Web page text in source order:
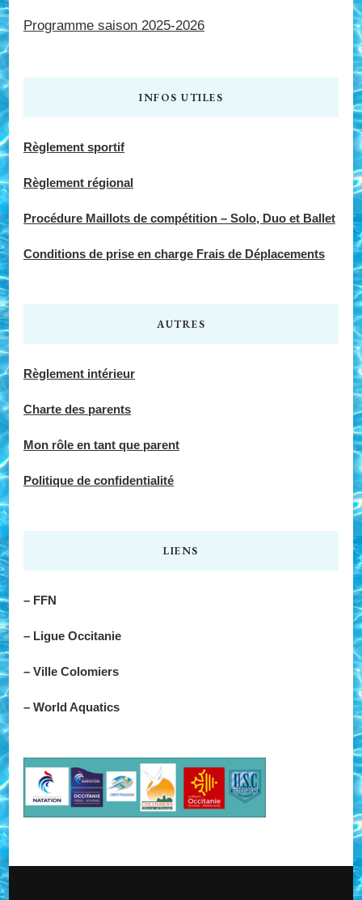
Programme saison 2025-2026
INFOS UTILES
Règlement sportif
Règlement régional
Procédure Maillots de compétition – Solo, Duo et Ballet
Conditions de prise en charge Frais de Déplacements
AUTRES
Règlement intérieur
Charte des parents
Mon rôle en tant que parent
Politique de confidentialité
LIENS
– FFN
– Ligue Occitanie
– Ville Colomiers
– World Aquatics